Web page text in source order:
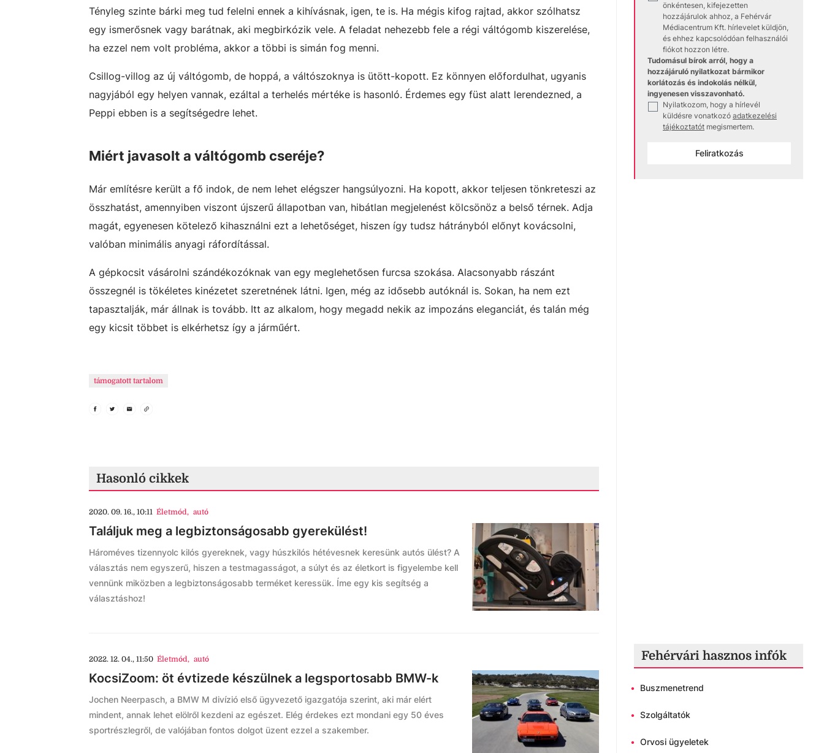
Tényleg szinte bárki meg tud felelni ennek a kihívásnak, igen, te is. Ha mégis kifog rajtad, akkor szólhatsz
egy ismerősnek vagy barátnak, aki megbirkózik vele. A feladat nehezebb fele a régi váltógomb kiszerelése,
ha ezzel nem volt probléma, akkor a többi is simán fog menni.
Csillog-villog az új váltógomb, de hoppá, a váltószoknya is ütött-kopott. Ez könnyen előfordulhat, ugyanis
nagyjából egy helyen vannak, ezáltal a terhelés mértéke is hasonló. Érdemes egy füst alatt lerendezned, a
Peppi ebben is a segítségedre lehet.
Miért javasolt a váltógomb cseréje?
Már említésre került a fő indok, de nem lehet elégszer hangsúlyozni. Ha kopott, akkor teljesen tönkreteszi az
összhatást, amennyiben viszont újszerű állapotban van, hibátlan megjelenést kölcsönöz a belső térnek. Adja
magát, egyenesen kötelező kihasználni ezt a lehetőséget, hiszen így tudsz hátrányból előnyt kovácsolni,
valóban minimális anyagi ráfordítással.
A gépkocsit vásárolni szándékozóknak van egy meglehetősen furcsa szokása. Alacsonyabb rászánt
összegnél is tökéletes kinézetet szeretnének látni. Igen, még az idősebb autóknál is. Sokan, ha nem ezt
tapasztalják, már állnak is tovább. Itt az alkalom, hogy megadd nekik az impozáns eleganciát, és talán még
egy kicsit többet is elkérhetsz így a járműért.
támogatott tartalom
Hasonló cikkek
2020. 09. 16., 10:11 Életmód, autó
Találjuk meg a legbiztonságosabb gyerekülést!
Hároméves tizennyolc kilós gyereknek, vagy húszkilós hétévesnek keresünk autós ülést? A
választás nem egyszerű, hiszen a testmagasságot, a súlyt és az életkort is figyelembe kell
vennünk miközben a legbiztonságosabb terméket keressük. Íme egy kis segítség a
választáshoz!
2022. 12. 04., 11:50 Életmód, autó
KocsiZoom: öt évtizede készülnek a legsportosabb BMW-k
Jochen Neerpasch, a BMW M divízió első ügyvezető igazgatója szerint, aki már elért
mindent, annak lehet elölről kezdeni az egészet. Elég érdekes ezt mondani egy 50 éves
sportrészlegről, de valójában fontos dolgot üzent ezzel a szakember.
önkéntesen, kifejezetten
hozzájárulok ahhoz, a Fehérvár
Médiacentrum Kft. hírlevelet küldjön,
és ehhez kapcsolódóan felhasználói
fiókot hozzon létre.
Tudomásul bírok arról, hogy a
hozzájáruló nyilatkozat bármikor
korlátozás és indokolás nélkül,
ingyenesen visszavonható.
Nyilatkozom, hogy a hírlevél
küldésre vonatkozó adatkezelési
tájékoztatót megismertem.
Feliratkozás
Fehérvári hasznos infók
• Buszmenetrend
• Szolgáltatók
• Orvosi ügyeletek